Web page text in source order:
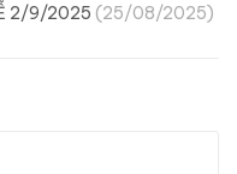
2/9/2025 (25/08/2025)